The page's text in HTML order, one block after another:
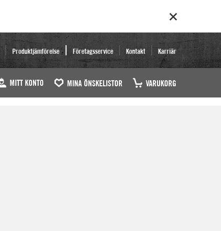
Produktjämförelse Företagsservice Kontakt Karriär
MITT KONTO MINA ÖNSKELISTOR VARUKORG